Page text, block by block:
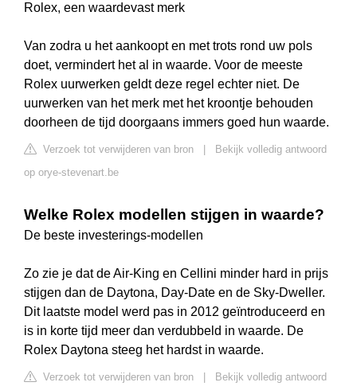
Rolex, een waardevast merk
Van zodra u het aankoopt en met trots rond uw pols
doet, vermindert het al in waarde. Voor de meeste
Rolex uurwerken geldt deze regel echter niet. De
uurwerken van het merk met het kroontje behouden
doorheen de tijd doorgaans immers goed hun waarde.
Verzoek tot verwijderen van bron
Bekijk volledig antwoord
op orye-stevenart.be
Welke Rolex modellen stijgen in waarde?
De beste investerings-modellen
Zo zie je dat de Air-King en Cellini minder hard in prijs
stijgen dan de Daytona, Day-Date en de Sky-Dweller.
Dit laatste model werd pas in 2012 geïntroduceerd en
is in korte tijd meer dan verdubbeld in waarde. De
Rolex Daytona steeg het hardst in waarde.
Verzoek tot verwijderen van bron
Bekijk volledig antwoord